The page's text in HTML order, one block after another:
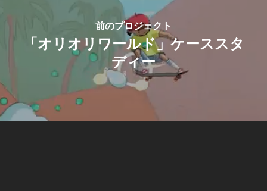
前のプロジェクト
「オリオリワールド」ケーススタ
ディー